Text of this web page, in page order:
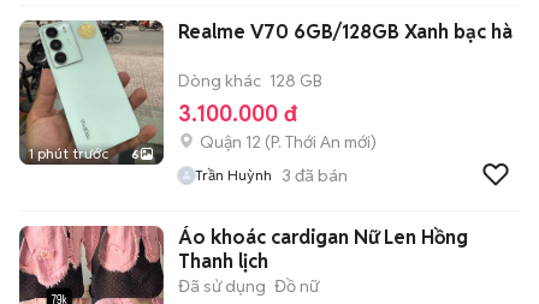
1 phút trước 6
Realme V70 6GB/128GB Xanh bạc hà
Dòng khác 128 GB
3.100.000 đ
Quận 12 (P. Thới An mới)
Trần Huỳnh 3 đã bán
Áo khoác cardigan Nữ Len Hồng
Thanh lịch
Đã sử dụng Đồ nữ